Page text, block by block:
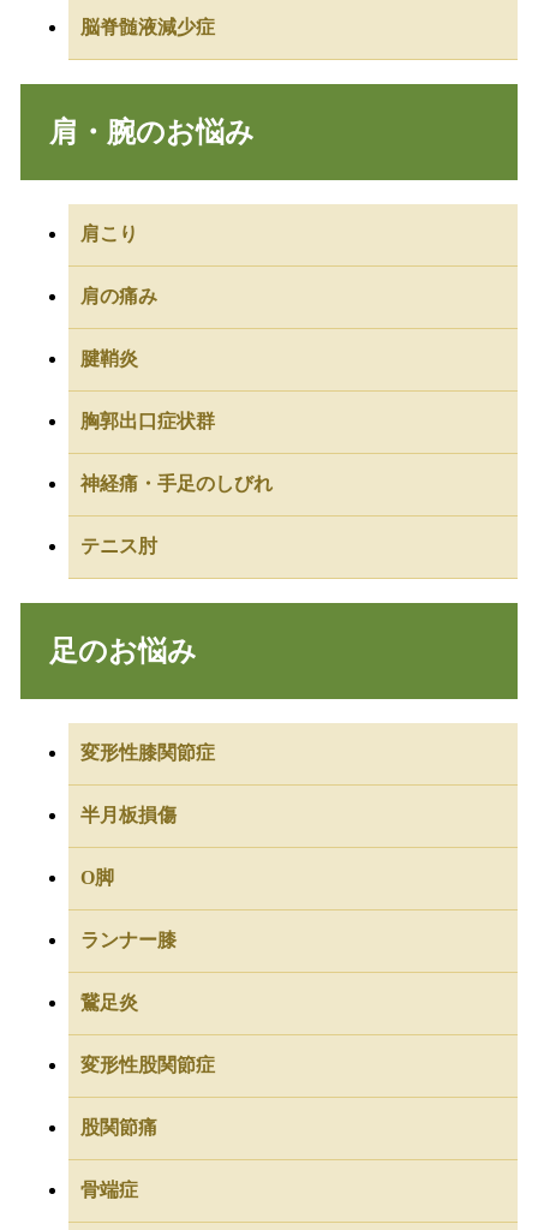
脳脊髄液減少症
肩・腕のお悩み
肩こり
肩の痛み
腱鞘炎
胸郭出口症状群
神経痛・手足のしびれ
テニス肘
足のお悩み
変形性膝関節症
半月板損傷
O脚
ランナー膝
鵞足炎
変形性股関節症
股関節痛
骨端症